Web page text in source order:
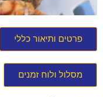
פרטים ותיאור כללי
מסלול ולוח זמנים